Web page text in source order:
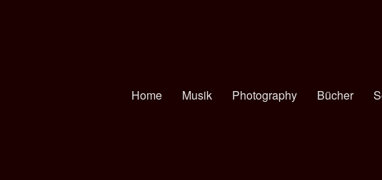
Home Musik Photography Bücher